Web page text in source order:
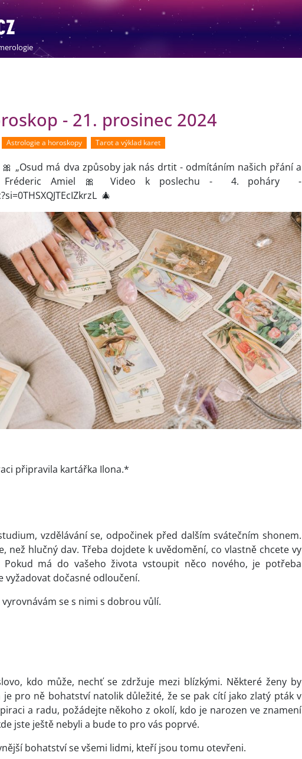
- 21. prosinec 2024
Astrologie a horoskopy Tarot a výklad karet
„Osud má dva způsoby jak nás drtit - odmítáním našich přání a
Amiel 🎀 Video k poslechu - 4. poháry -
🎄
připravila kartářka Ilona.*
vzdělávání se, odpočinek před dalším svátečním shonem.
než hlučný dav. Třeba dojdete k uvědomění, co vlastně chcete vy
má do vašeho života vstoupit něco nového, je potřeba
vyžadovat dočasné odloučení.
se s nimi s dobrou vůlí.
kdo může, nechť se zdržuje mezi blízkými. Některé ženy by
pro ně bohatství natolik důležité, že se pak cítí jako zlatý pták v
a radu, požádejte někoho z okolí, kdo je narozen ve znamení
jste ještě nebyli a bude to pro vás poprvé.
bohatství se všemi lidmi, kteří jsou tomu otevřeni.